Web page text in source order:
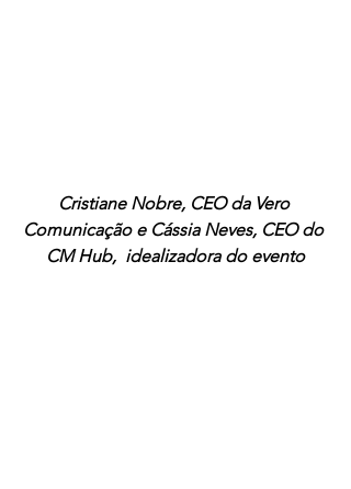
Cristiane Nobre, CEO da Vero
Comunicação e Cássia Neves, CEO do
CM Hub,  idealizadora do evento